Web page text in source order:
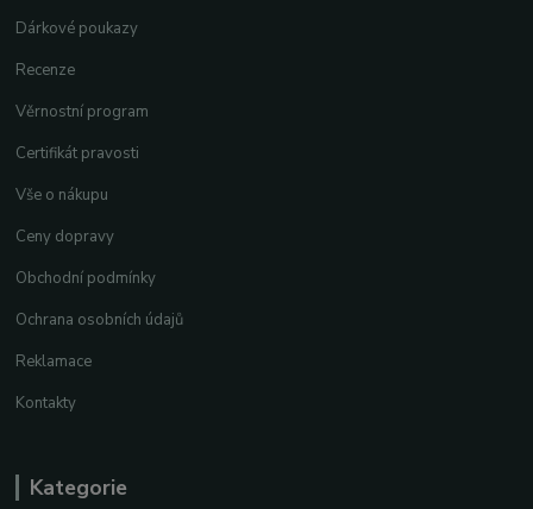
Dárkové poukazy
Recenze
Věrnostní program
Certifikát pravosti
Vše o nákupu
Ceny dopravy
Obchodní podmínky
Ochrana osobních údajů
Reklamace
Kontakty
Kategorie